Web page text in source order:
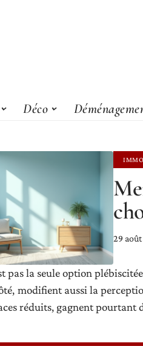
Déco
29
pas la seule option
modifient aussi la
réduits, gagnent